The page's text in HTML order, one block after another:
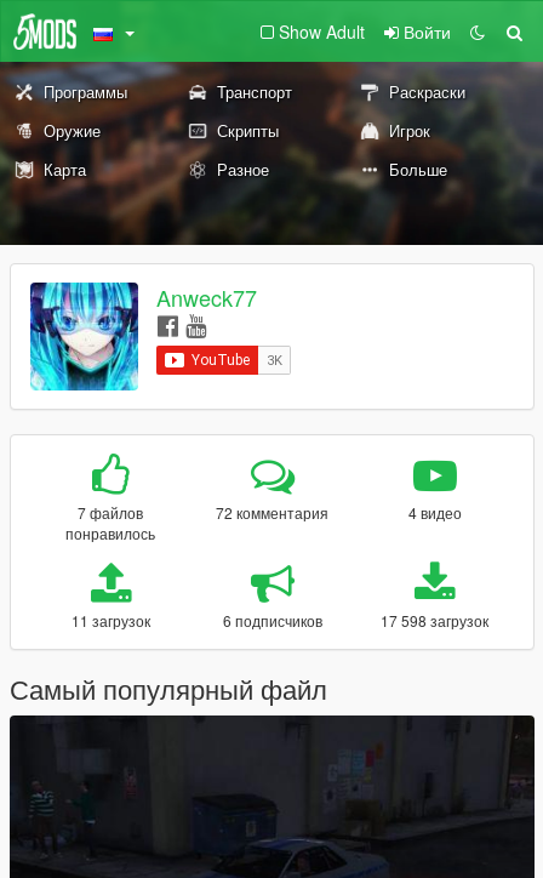
Show Adult Войти
Программы Транспорт
Раскраски
Оружие
Скрипты
Игрок
Карта
Разное Больше
Anweck77
7 файлов
понравилось
72 комментария 4 видео
11 загрузок 6 подписчиков 17 598 загрузок
Самый популярный файл